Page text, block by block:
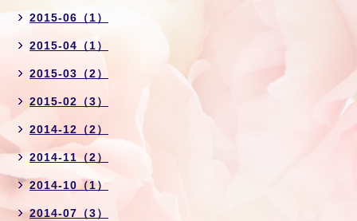
2015-06（1）
2015-04（1）
2015-03（2）
2015-02（3）
2014-12（2）
2014-11（2）
2014-10（1）
2014-07（3）